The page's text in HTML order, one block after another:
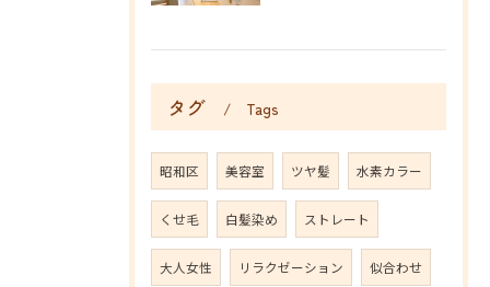
タグ Tags
昭和区 美容室 ツヤ髪 水素カラー
くせ毛 白髪染め ストレート
大人女性 リラクゼーション 似合わせ